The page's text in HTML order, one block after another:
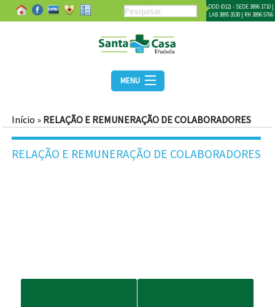
DDD (012) - SEDE 3896 1710 |
LAB 3895 3530 | RH 3896 5766
MENU
Início » RELAÇÃO E REMUNERAÇÃO DE COLABORADORES
RELAÇÃO E REMUNERAÇÃO DE COLABORADORES